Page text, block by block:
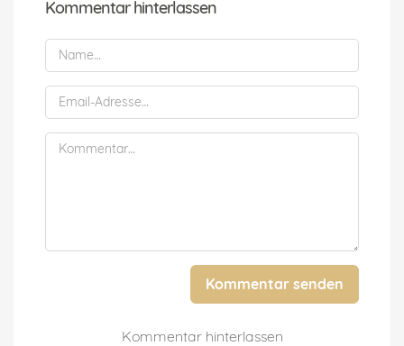
Kommentar hinterlassen
Kommentar senden
Kommentar hinterlassen